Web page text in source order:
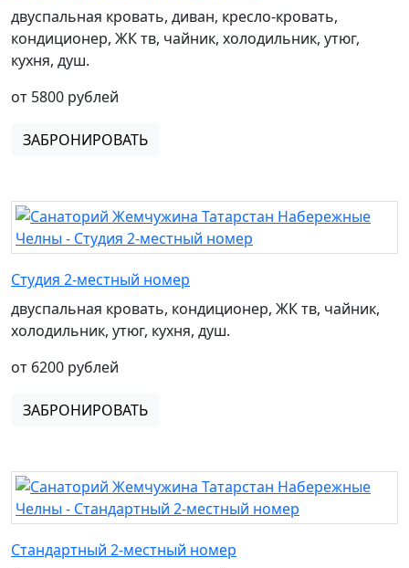
двуспальная кровать, диван, кресло-кровать,
кондиционер, ЖК тв, чайник, холодильник, утюг,
кухня, душ.
от 5800 рублей
ЗАБРОНИРОВАТЬ
Студия 2-местный номер
двуспальная кровать, кондиционер, ЖК тв, чайник,
холодильник, утюг, кухня, душ.
от 6200 рублей
ЗАБРОНИРОВАТЬ
Стандартный 2-местный номер